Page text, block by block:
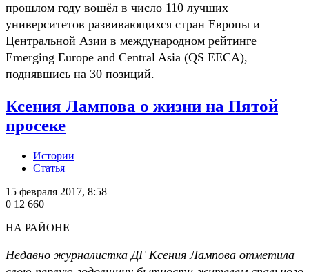
прошлом году вошёл в число 110 лучших
университетов развивающихся стран Европы и
Центральной Азии в международном рейтинге
Emerging Europe and Central Asia (QS EECA),
поднявшись на 30 позиций.
Ксения Лампова о жизни на Пятой
просеке
Истории
Статья
15 февраля 2017, 8:58
0 12 660
НА РАЙОНЕ
Недавно журналистка ДГ Ксения Лампова отметила